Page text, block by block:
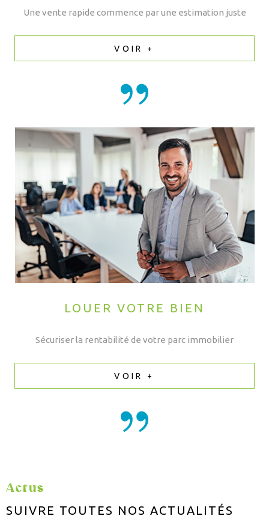
Une vente rapide commence par une estimation juste
VOIR +
LOUER VOTRE BIEN
Sécuriser la rentabilité de votre parc immobilier
VOIR +
Actus
SUIVRE TOUTES NOS ACTUALITÉS